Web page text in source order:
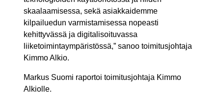
skaalaamisessa, sekä asiakkaidemme
kilpailuedun varmistamisessa nopeasti
kehittyvässä ja digitalisoituvassa
liiketoimintaympäristössä,” sanoo toimitusjohtaja
Kimmo Alkio.
Markus Suomi raportoi toimitusjohtaja Kimmo
Alkiolle.